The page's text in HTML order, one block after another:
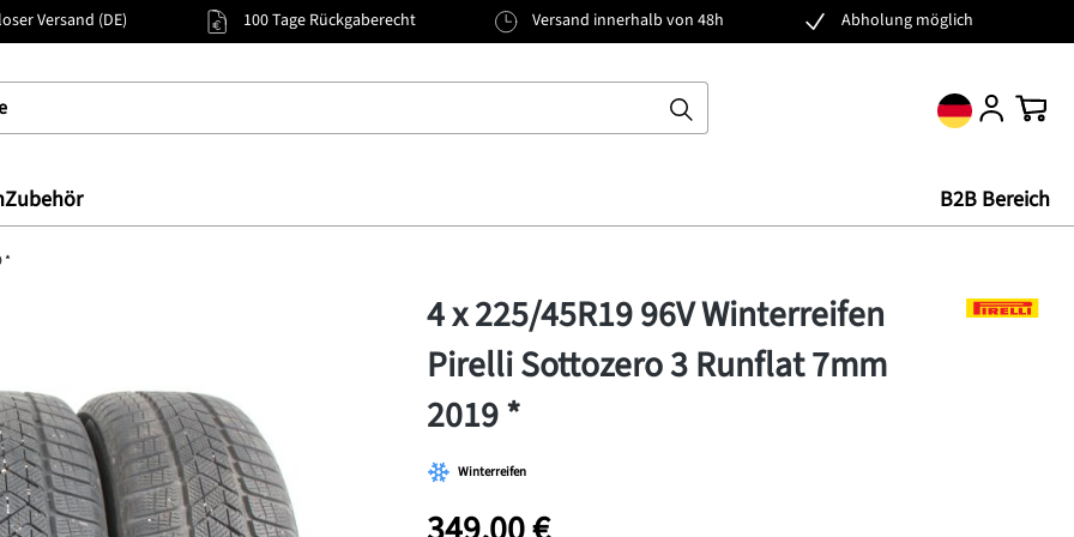
Versand (DE) 100 Tage Rückgaberecht Versand innerhalb von 48h Abholung möglich
Zubehör B2B Bereich
*
4 x 225/45R19 96V Winterreifen
Pirelli Sottozero 3 Runflat 7mm
2019 *
Winterreifen